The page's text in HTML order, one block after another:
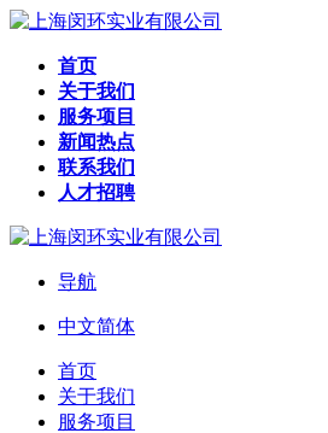
首页
关于我们
服务项目
新闻热点
联系我们
人才招聘
导航
中文简体
首页
关于我们
服务项目